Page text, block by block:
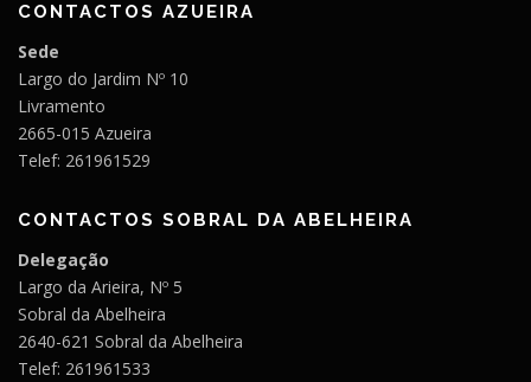
CONTACTOS AZUEIRA
Sede
Largo do Jardim Nº 10
Livramento
2665-015 Azueira
Telef: 261961529
CONTACTOS SOBRAL DA ABELHEIRA
Delegação
Largo da Arieira, Nº 5
Sobral da Abelheira
2640-621 Sobral da Abelheira
Telef: 261961533